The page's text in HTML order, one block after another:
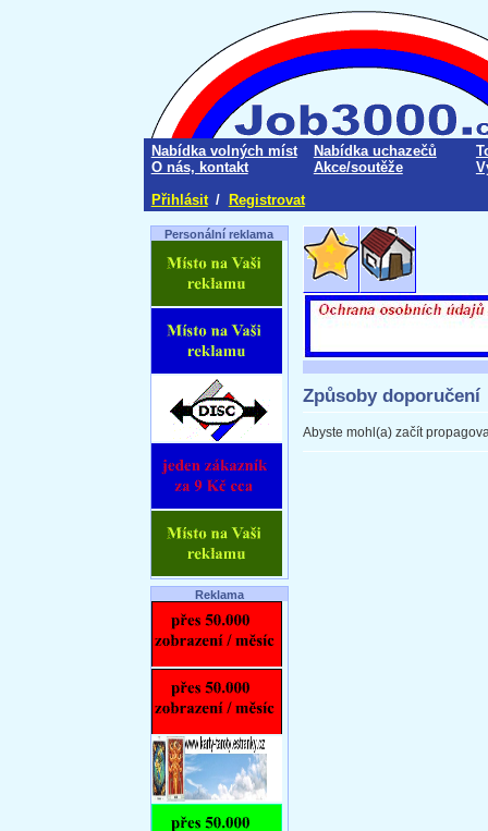
Nabídka volných míst Nabídka uchazečů
O nás, kontakt
Akce/soutěže
Přihlásit / Registrovat
Personální reklama
Reklama
Způsoby doporučení
Abyste mohl(a) začít